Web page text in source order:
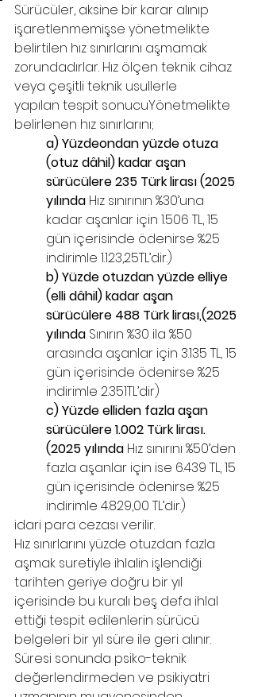
Sürücüler, aksine bir karar alınıp
işaretlenmemişse yönetmelikte
belirtilen hız sınırlarını aşmamak
zorundadırlar. Hız ölçen teknik cihaz
veya çeşitli teknik usullerle
yapılan tespit sonucuYönetmelikte
belirlenen hız sınırlarını;
a) Yüzdeondan yüzde otuza
(otuz dâhil) kadar aşan
sürücülere 235 Türk lirası (2025
yılında Hız sınırının %30’una
kadar aşanlar için 1.506 TL, 15
gün içerisinde ödenirse %25
indirimle 1.123,25TL’dir.)
b) Yüzde otuzdan yüzde elliye
(elli dâhil) kadar aşan
sürücülere 488 Türk lirası,(2025
yılında Sınırın %30 ila %50
arasında aşanlar için 3.135 TL, 15
gün içerisinde ödenirse %25
indirimle 2.351TL’dir)
c) Yüzde elliden fazla aşan
sürücülere 1.002 Türk lirası.
(2025 yılında Hız sınırını %50’den
fazla aşanlar için ise 6.439 TL, 15
gün içerisinde ödenirse %25
indirimle 4.829,00 TL’dir.)
idari para cezası verilir.
Hız sınırlarını yüzde otuzdan fazla
aşmak suretiyle ihlalin işlendiği
tarihten geriye doğru bir yıl
içerisinde bu kuralı beş defa ihlal
ettiği tespit edilenlerin sürücü
belgeleri bir yıl süre ile geri alınır.
Süresi sonunda psiko-teknik
değerlendirmeden ve psikiyatri